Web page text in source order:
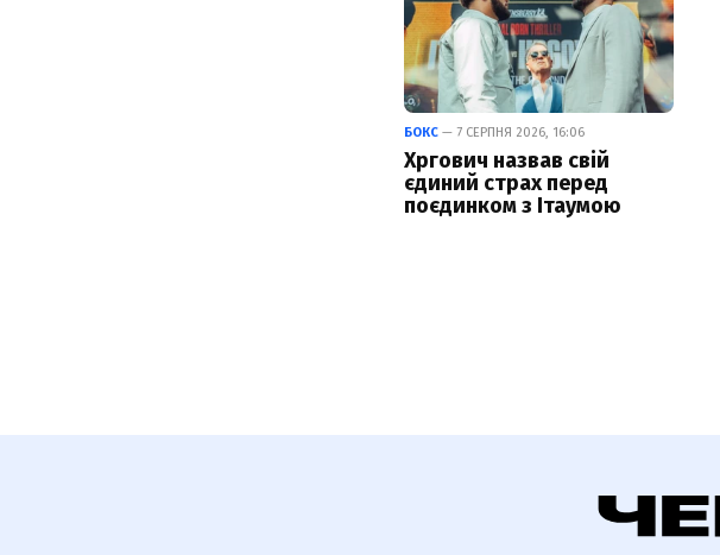
БОКС — 7 СЕРПНЯ 2026, 16:06
Хргович назвав свій
єдиний страх перед
поєдинком з Ітаумою